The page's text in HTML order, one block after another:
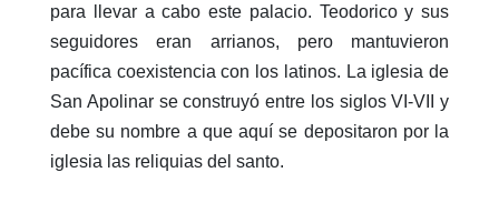
para llevar a cabo este palacio. Teodorico y sus
seguidores eran arrianos, pero mantuvieron
pacífica coexistencia con los latinos. La iglesia de
San Apolinar se construyó entre los siglos VI-VII y
debe su nombre a que aquí se depositaron por la
iglesia las reliquias del santo.